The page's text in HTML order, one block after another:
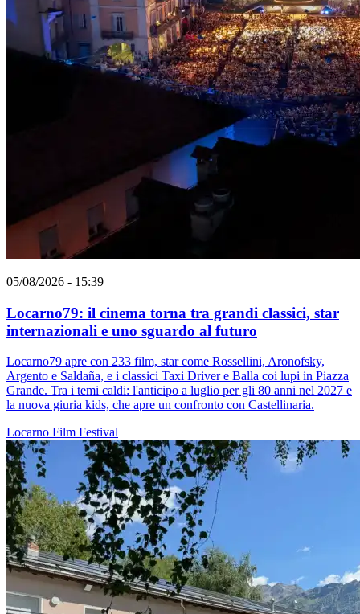
05/08/2026 - 15:39
Locarno79: il cinema torna tra grandi classici, star
internazionali e uno sguardo al futuro
Locarno79 apre con 233 film, star come Rossellini, Aronofsky,
Argento e Saldaña, e i classici Taxi Driver e Balla coi lupi in Piazza
Grande. Tra i temi caldi: l'anticipo a luglio per gli 80 anni nel 2027 e
la nuova giuria kids, che apre un confronto con Castellinaria.
Locarno Film Festival